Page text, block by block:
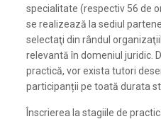
specialitate (respectiv 56 de
se realizează la sediul
selectaţi din rândul
relevantă în domeniul juridic.
practică, vor exista tutori
participanții pe toată durata
Înscrierea la stagiile de